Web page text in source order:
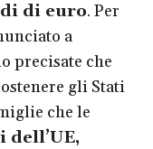
di euro. Per
a
precisate che
gli Stati
che le
dell’UE,